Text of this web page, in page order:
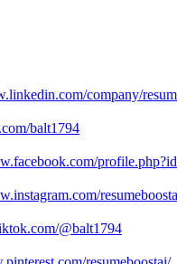
company/
balt1794
@balt1794